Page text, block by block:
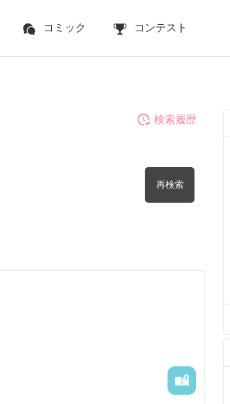
コミック コンテスト
再検索
を含む
検索履歴